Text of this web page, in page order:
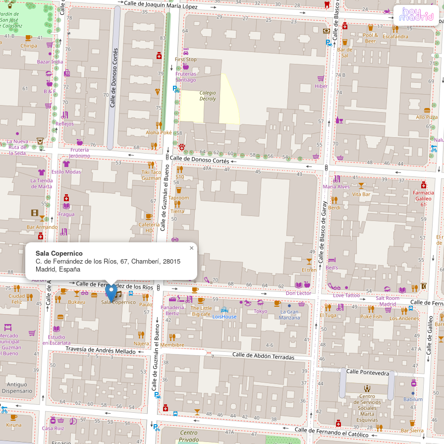
Sala Copernico
C. de Fernández de los Ríos, 67, Chamberí, 28015
Madrid, España
×